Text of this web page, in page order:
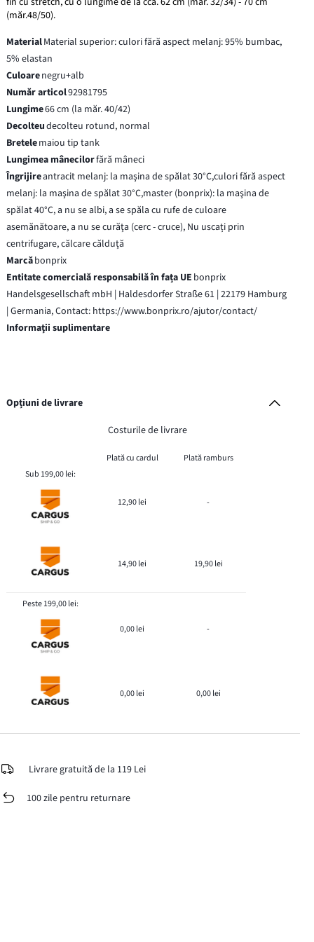
(măr.48/50).
MaterialMaterial superior: culori fără aspect melanj: 95% bumbac,
5% elastan
Culoarenegru+alb
Număr articol92981795
Lungime66 cm (la măr. 40/42)
Decolteudecolteu rotund, normal
Bretelemaiou tip tank
Lungimea mânecilorfără mâneci
Îngrijireantracit melanj: la maşina de spălat 30°C,culori fără aspect
melanj: la maşina de spălat 30°C,master (bonprix): la maşina de
spălat 40°C, a nu se albi, a se spăla cu rufe de culoare
asemănătoare, a nu se curăţa (cerc - cruce), Nu uscați prin
centrifugare, călcare călduţă
Marcăbonprix
Entitate comercială responsabilă în fața UE bonprix
Handelsgesellschaft mbH | Haldesdorfer Straße 61 | 22179 Hamburg
| Germania, Contact: https://www.bonprix.ro/ajutor/contact/
Informaţii suplimentare
Opțiuni de livrare
Costurile de livrare
Plată cu cardul
Plată ramburs
Sub 199,00 lei:
12,90 lei -
14,90 lei 19,90 lei
Peste 199,00 lei:
0,00 lei -
0,00 lei 0,00 lei
Livrare gratuită de la 119 Lei
100 zile pentru returnare